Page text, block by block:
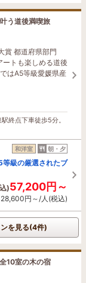
う道後満喫旅
賞 都道府県部門
トも楽しめる道後
はA5等級愛媛県産
終点下車徒歩5分。
和洋室 朝・夕
等級の厳選されたブ
)57,200円～
28,600円～/人(税込)
を見る(4件)
10室の木の宿